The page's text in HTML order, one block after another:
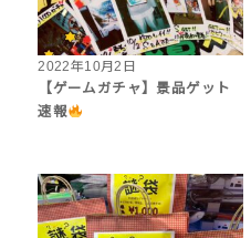
2022年10月2日
【ゲームガチャ】景品ゲット
速報